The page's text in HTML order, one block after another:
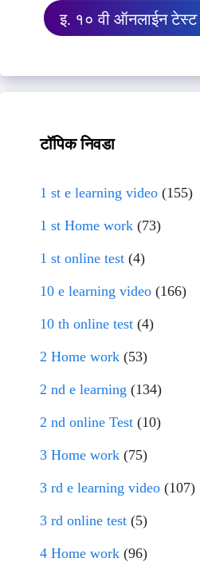
इ. १० वी ऑनलाईन टेस्ट
टॉपिक निवडा
1 st e learning video (155)
1 st Home work (73)
1 st online test (4)
10 e learning video (166)
10 th online test (4)
2 Home work (53)
2 nd e learning (134)
2 nd online Test (10)
3 Home work (75)
3 rd e learning video (107)
3 rd online test (5)
4 Home work (96)